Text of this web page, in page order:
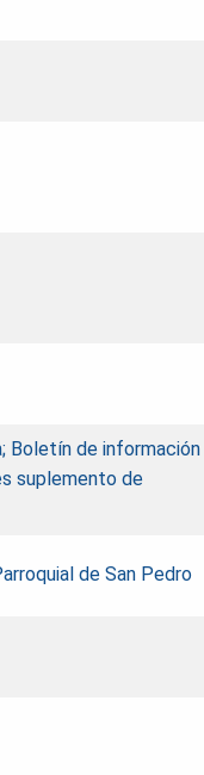
Boletín de información
suplemento de
de San Pedro